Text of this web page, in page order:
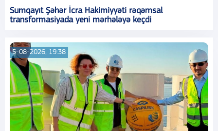
Sumqayıt Şəhər İcra Hakimiyyəti rəqəmsal
transformasiyada yeni mərhələyə keçdi
5-08-2026, 19:38